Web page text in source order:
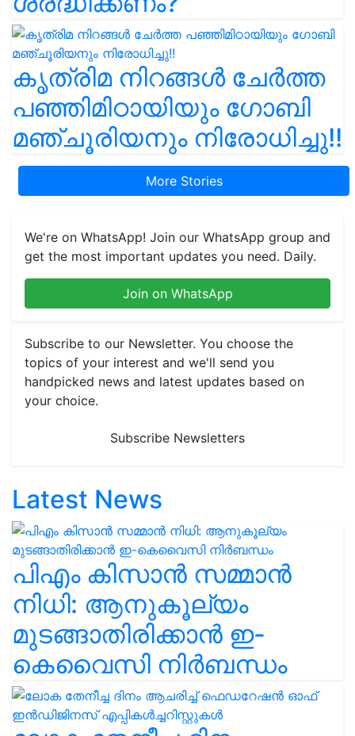
കൃത്രിമ നിറങ്ങൾ ചേർത്ത
പഞ്ഞിമിഠായിയും ഗോബി
മഞ്ചൂരിയനും നിരോധിച്ചു!!
More Stories
We're on WhatsApp! Join our WhatsApp group and
get the most important updates you need. Daily.
Join on WhatsApp
Subscribe to our Newsletter. You choose the
topics of your interest and we'll send you
handpicked news and latest updates based on
your choice.
Subscribe Newsletters
Latest News
പിഎം കിസാൻ സമ്മാൻ
നിധി: ആനുകൂല്യം
മുടങ്ങാതിരിക്കാൻ ഇ-
കെവൈസി നിർബന്ധം